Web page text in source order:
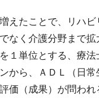
えたことで、リハビ
なく介護分野まで拡
１単位とする、療
から、ＡＤＬ（日常
価（成果）が問われ